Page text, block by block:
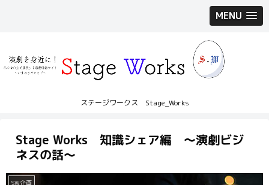
MENU
ステージワークス Stage_Works
Stage Works 知識シェア編 〜演劇ビジ
ネスの話〜
SW企画